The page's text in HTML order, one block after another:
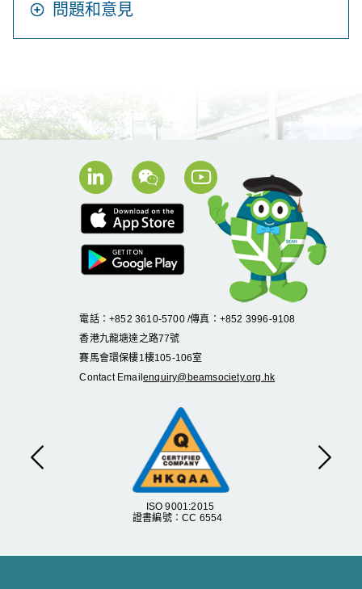
問題和意見
ISO 9001:2015
證書編號：CC 6554
Previous Next
電話：+852 3610-5700 /傳真：+852 3996-9108
香港九龍塘達之路77號
賽馬會環保樓1樓105-106室
Contact Email enquiry@beamsociety.org.hk